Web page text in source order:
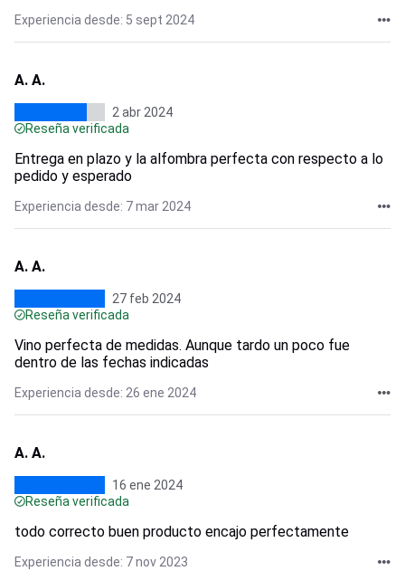
Experiencia desde: 5 sept 2024
A. A.
2 abr 2024
Reseña verificada
Entrega en plazo y la alfombra perfecta con respecto a lo
pedido y esperado
Experiencia desde: 7 mar 2024
A. A.
27 feb 2024
Reseña verificada
Vino perfecta de medidas. Aunque tardo un poco fue
dentro de las fechas indicadas
Experiencia desde: 26 ene 2024
A. A.
16 ene 2024
Reseña verificada
todo correcto buen producto encajo perfectamente
Experiencia desde: 7 nov 2023